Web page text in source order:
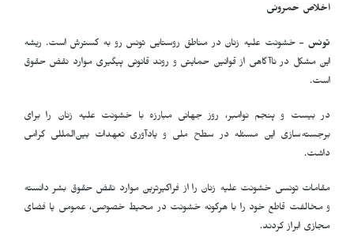
اخلاص حمرونی
تونس - خشونت علیه زنان در مناطق روستایی تونس رو به گسترش است. ریشه
این مشکل در ناآگاهی از قوانین حمایتی و روند قانونی پیگیری موارد نقض حقوق
است.
در بیست و پنجم نوامبر، روز جهانی مبارزه با خشونت علیه زنان را برای
برجسته‌سازی این مسئله در سطح ملی و یادآوری تعهدات بین‌المللی گرامی
داشت.
مقامات تونسی خشونت علیه زنان را از فراگیرترین موارد نقض حقوق بشر دانسته
و مخالفت قاطع خود را با هرگونه خشونت در محیط خصوصی، عمومی یا فضای
مجازی ابراز کردند.